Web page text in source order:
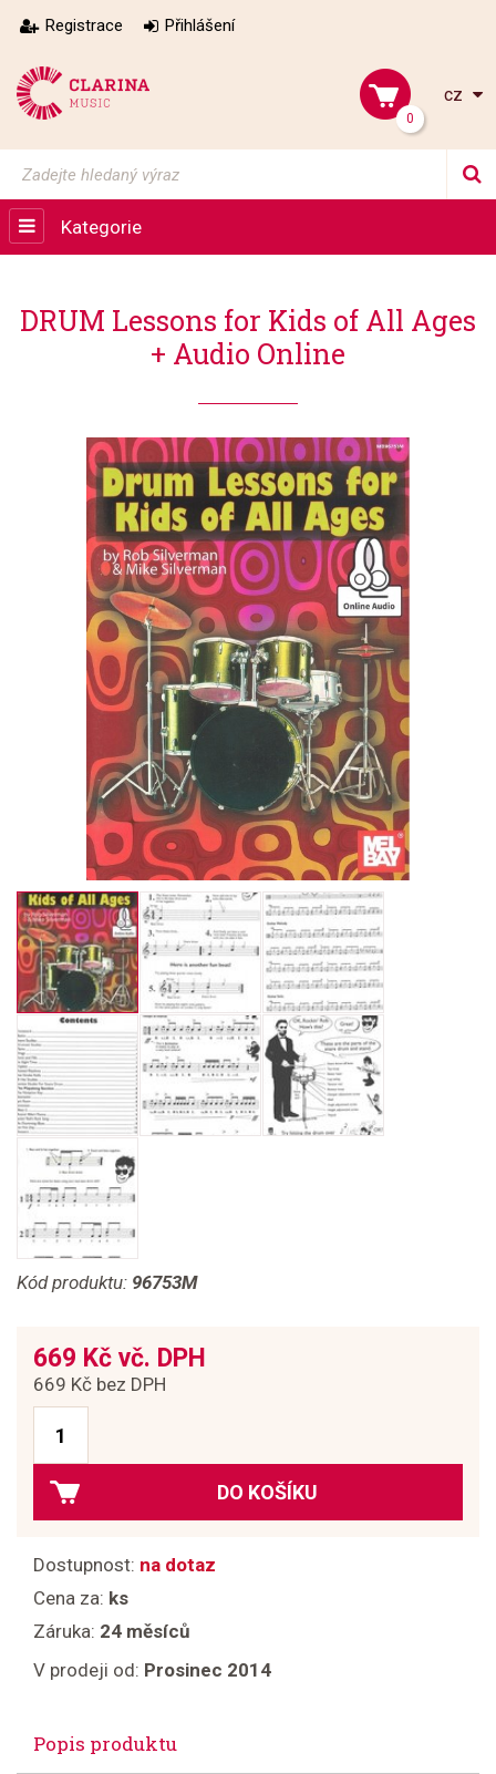
Registrace Přihlášení
0
cz
Kategorie
DRUM Lessons for Kids of All Ages
+ Audio Online
Kód produktu: 96753M
669 Kč vč. DPH
669 Kč bez DPH
DO KOŠÍKU
Dostupnost: na dotaz
Cena za: ks
Záruka: 24 měsíců
V prodeji od: Prosinec 2014
Popis produktu